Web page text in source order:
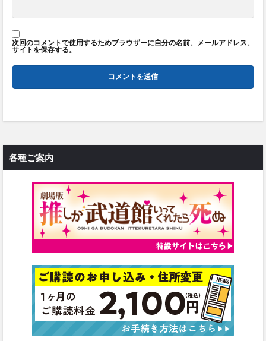
次回のコメントで使用するためブラウザーに自分の名前、メールアドレス、
サイトを保存する。
各種ご案内